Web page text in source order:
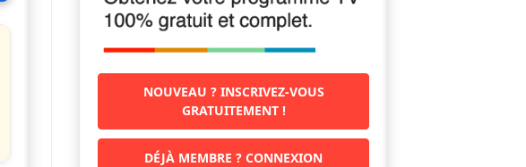
NOUVEAU ? INSCRIVEZ-VOUS
GRATUITEMENT !
DÉJÀ MEMBRE ? CONNEXION